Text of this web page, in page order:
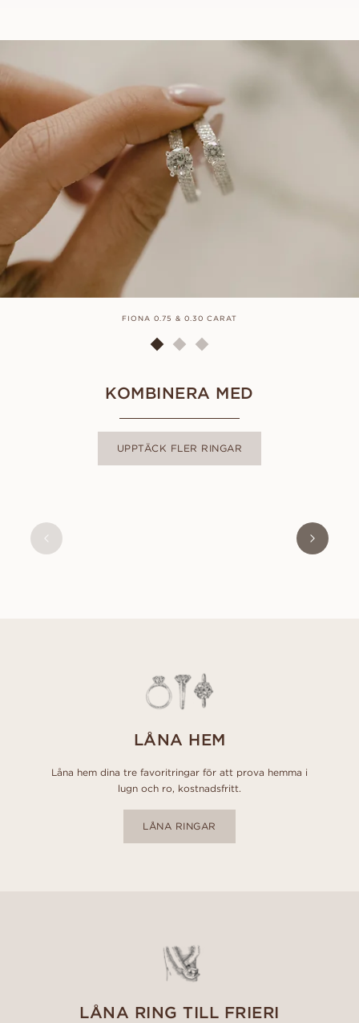
FIONA 0.75 & 0.30 CARAT
KOMBINERA MED
UPPTÄCK FLER RINGAR
LÅNA HEM
Låna hem dina tre favoritringar för att prova hemma i
lugn och ro, kostnadsfritt.
LÅNA RINGAR
LÅNA RING TILL FRIERI